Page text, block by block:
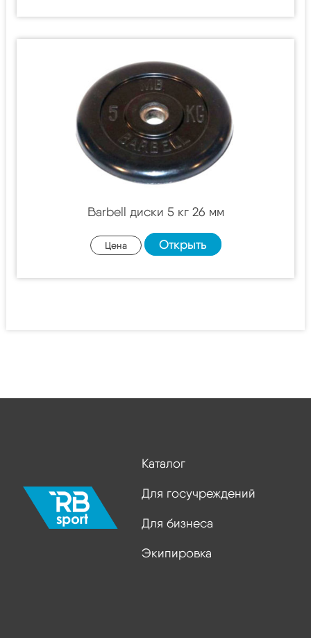
Barbell диски 5 кг 26 мм
Цена Открыть
Каталог
Для госучреждений
Для бизнеса
Экипировка